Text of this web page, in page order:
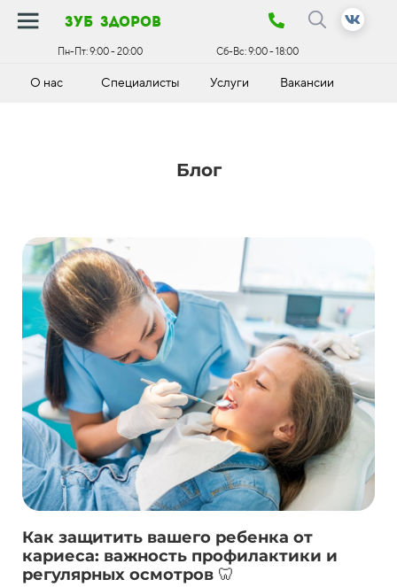
зуб здоров
Пн-Пт:9:00 - 20:00 Сб-Вс:9:00 - 18:00
О нас Специалисты Услуги Вакансии
Блог
Как защитить вашего ребенка от
кариеса: важность профилактики и
регулярных осмотров 🦷